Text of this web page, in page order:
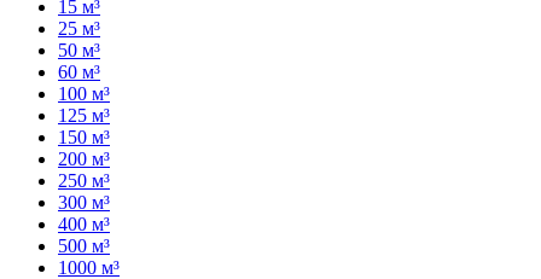
15 м³
25 м³
50 м³
60 м³
100 м³
125 м³
150 м³
200 м³
250 м³
300 м³
400 м³
500 м³
1000 м³